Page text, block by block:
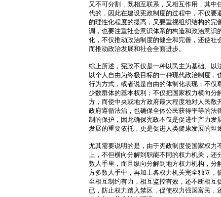
又不可分割，既相互联系，又相互作用，其中
代的，因此在建设宪政制度的过程中，不仅要
的理性化程度的提高，又要重视组织结构的完
调，也要注重社会意识体系的构造和政治意识
化，不仅推动政治制度的健全和完善，还使社
而推动政治发展和社会全面进步。
综上所述，宪政不仅是一种以民主为基础、以
以个人自由为终极目标的一种现代政治制度，
行为方式，或者说是自由的体制化表现；不仅
少数群体的基本权利；不仅把国家权力横向分
方，而使中央或地方政府最大程度地对人民敞
政府遵循法治，也确保全体公民获得平等的法
制的保护，因此确保宪政不仅是促进生产力发
发展的重要依托，更是促进人类健康发展的坦
尤其需要说明的是，由于宪政制度使国家权力
上，不但横向分解到职能不同的权力机关，还
数人手里，而且纵向分解到地方权力机构，分
方多数人手中，再加上各权力机关完全独立，
至相互制约有力，相互监控有效，还不断相互
已，防止权力踏入禁区，促使权力强国富民，